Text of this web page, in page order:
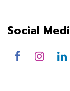
Social